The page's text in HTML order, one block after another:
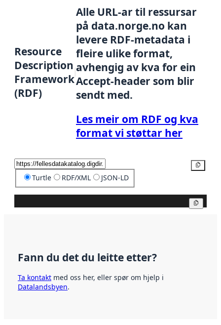
Resource
Description
Framework
(RDF)
Alle URL-ar til ressursar
på data.norge.no kan
levere RDF-metadata i
fleire ulike format,
avhengig av kva for ein
Accept-header som blir
sendt med.
Les meir om RDF og kva
format vi støttar her
Turtle RDF/XML JSON-LD
Fann du det du leitte etter?
Ta kontakt med oss her, eller spør om hjelp i
Datalandsbyen.